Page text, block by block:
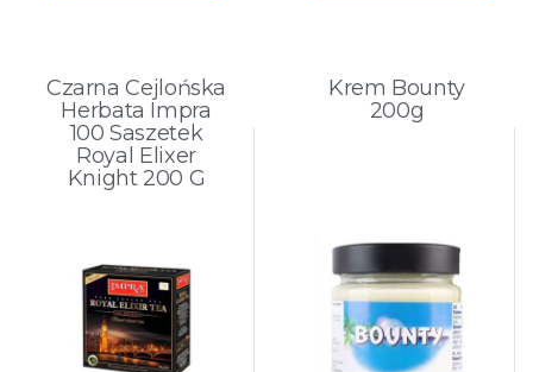
Czarna Cejlońska
Herbata Impra
100 Saszetek
Royal Elixer
Knight 200 G
Krem Bounty
200g